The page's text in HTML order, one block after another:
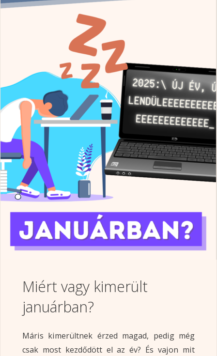
Miért vagy kimerült
januárban?
Máris kimerültnek érzed magad, pedig még
csak most kezdődött el az év? És vajon mit